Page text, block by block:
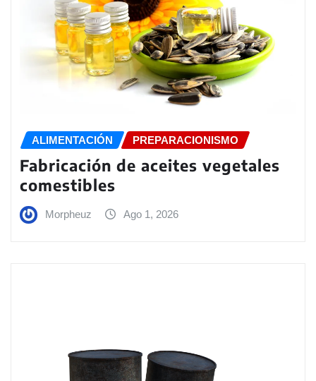
ALIMENTACIÓN PREPARACIONISMO
Fabricación de aceites vegetales
comestibles
Morpheuz Ago 1, 2026